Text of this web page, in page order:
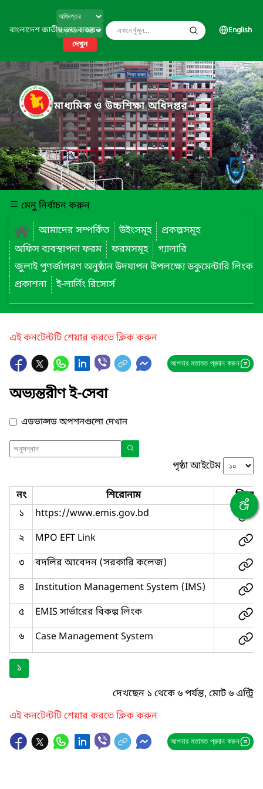
বাংলাদেশ জাতীয় তথ্য বাতায়ন
দেখুন
English
মাধ্যমিক ও উচ্চশিক্ষা অধিদপ্তর
মেনু নির্বাচন করুন
আমাদের সম্পর্কিত
উইংসমূহ
প্রকল্পসমূহ
অফিস ব্যবস্থাপনা ফরম
ফরমসমূহ
গ্যালারি
জুলাই পুণর্জাগরণ অনুষ্ঠান উদযাপন উপলক্ষ্যে ডকুমেন্টারি লিংক
প্রকাশনা
ই-লার্নিং রিসোর্স
এই কনটেন্টটি শেয়ার করতে ক্লিক করুন
আপনার মতামত প্রদান করুন
অভ্যন্তরীণ ই-সেবা
এডভান্সড অপশনগুলো দেখান
পৃষ্ঠা আইটেম
নং শিরোনাম
লিংক
১
https://www.emis.gov.bd
২
MPO EFT Link
৩
বদলির আবেদন (সরকারি কলেজ)
৪
Institution Management System (IMS)
৫
EMIS সার্ভারের বিকল্প লিংক
৬
Case Management System
১
দেখছেন ১ থেকে ৬ পর্যন্ত, মোট ৬ এন্ট্রি
এই কনটেন্টটি শেয়ার করতে ক্লিক করুন
আপনার মতামত প্রদান করুন